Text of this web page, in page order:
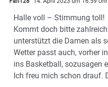
Halle voll – Stimmung toll!
Kommt doch bitte
unterstützt die Damen als
Wetter passt auch, vorher
ins Basketball, sozusagen
Ich freu mich schon drauf.